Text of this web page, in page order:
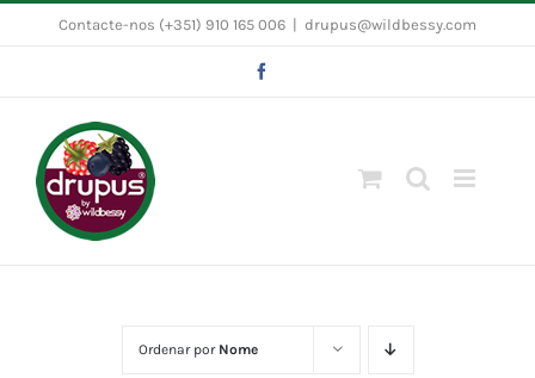
Contacte-nos (+351) 910 165 006 drupus@wildbessy.com
Ordenar por Nome